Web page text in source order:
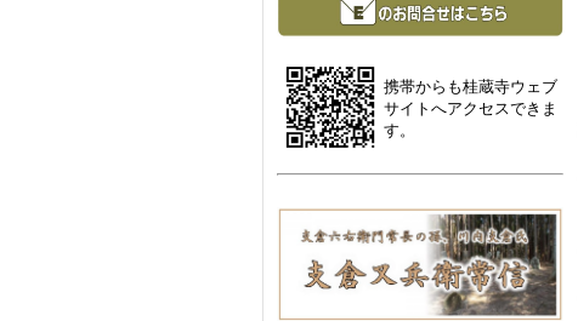
携帯からも桂蔵寺ウェブ
サイトへアクセスできま
す。